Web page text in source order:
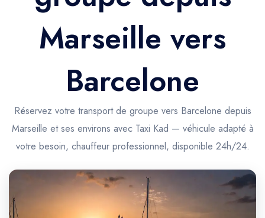
Trajet Gare SNCF
Trajet Port croisière
Trajet Séminaire
Trajet Santé
Trajet Longue Distance
Taxis aéroport
Réservation
Actualités & évènements
Contactez-nous
Marseille vers
Barcelone
Réservez votre transport de groupe vers Barcelone depuis
Marseille et ses environs avec Taxi Kad — véhicule adapté à
votre besoin, chauffeur professionnel, disponible 24h/24.